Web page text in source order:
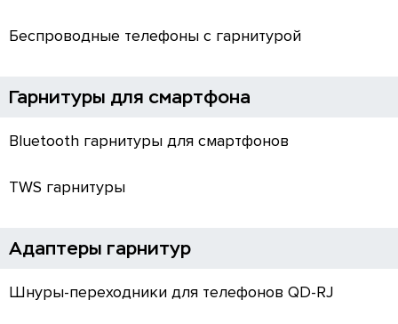
Беспроводные телефоны с гарнитурой
Гарнитуры для смартфона
Bluetooth гарнитуры для смартфонов
TWS гарнитуры
Адаптеры гарнитур
Шнуры-переходники для телефонов QD-RJ